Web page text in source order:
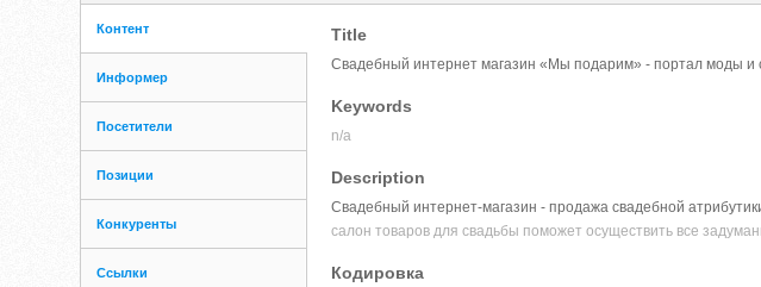
Контент
Информер
Посетители
Позиции
Конкуренты
Ссылки
Title
Свадебный интернет магазин «Мы подарим» - портал моды и
Keywords
n/a
Description
Свадебный интернет-магазин - продажа свадебной
салон товаров для свадьбы поможет осуществить все
Кодировка